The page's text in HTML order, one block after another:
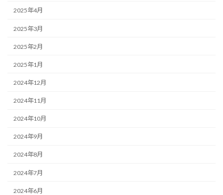
2025年4月
2025年3月
2025年2月
2025年1月
2024年12月
2024年11月
2024年10月
2024年9月
2024年8月
2024年7月
2024年6月